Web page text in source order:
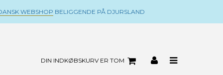
WEBSHOP BELIGGENDE PÅ DJURSLAND
DIN INDKØBSKURV ER TOM